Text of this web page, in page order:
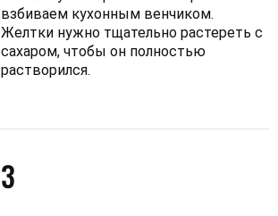
взбиваем кухонным венчиком.
Желтки нужно тщательно растереть с
сахаром, чтобы он полностью
растворился.
3